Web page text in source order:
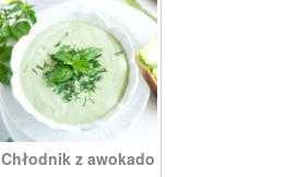
Chłodnik z awokado